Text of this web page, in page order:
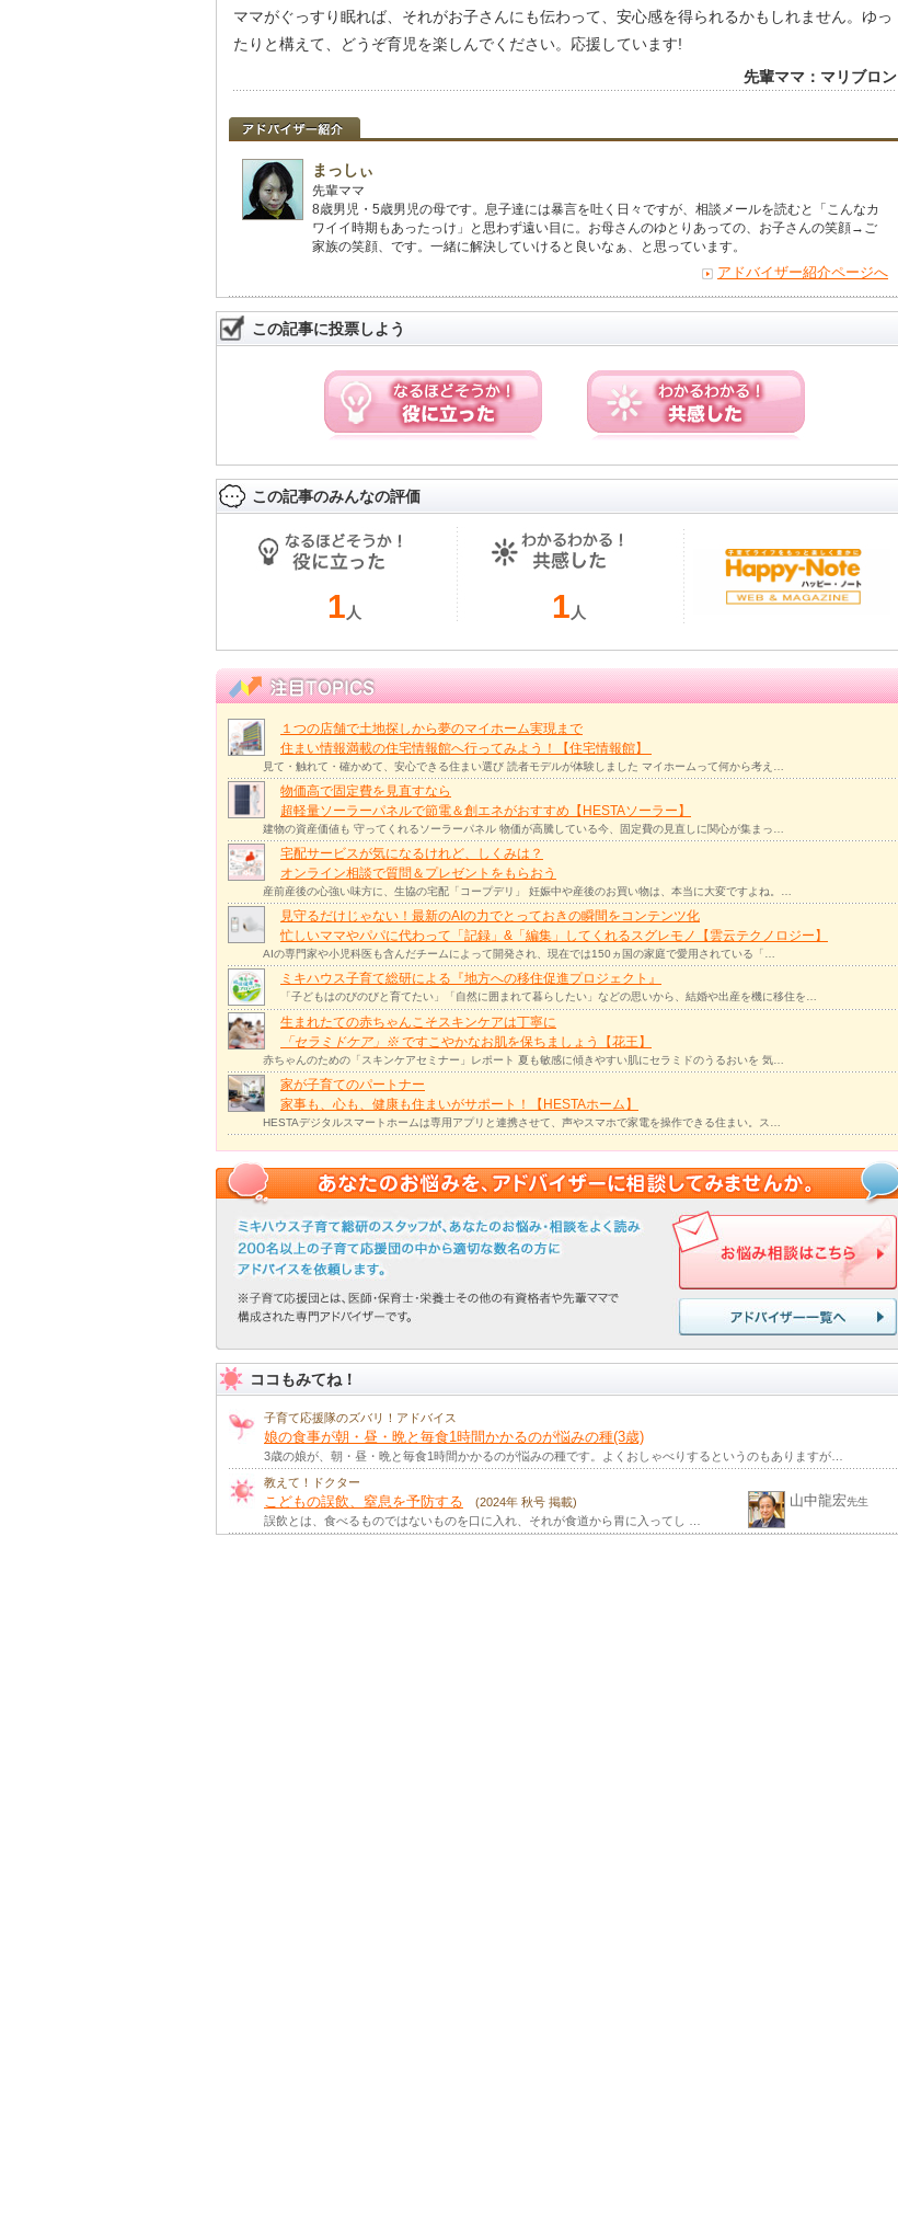
ママがぐっすり眠れば、それがお子さんにも伝わって、安心感を得られるかもしれません。ゆっ
たりと構えて、どうぞ育児を楽しんでください。応援しています!
先輩ママ：マリブロン
まっしぃ
先輩ママ
8歳男児・5歳男児の母です。息子達には暴言を吐く日々ですが、相談メールを読むと「こんなカ
ワイイ時期もあったっけ」と思わず遠い目に。お母さんのゆとりあっての、お子さんの笑顔→ご
家族の笑顔、です。一緒に解決していけると良いなぁ、と思っています。
アドバイザー紹介ページへ
この記事に投票しよう
この記事のみんなの評価
1 人 1 人
１つの店舗で土地探しから夢のマイホーム実現まで
住まい情報満載の住宅情報館へ行ってみよう！【住宅情報館】
見て・触れて・確かめて、安心できる住まい選び 読者モデルが体験しました マイホームって何から考え…
物価高で固定費を見直すなら
超軽量ソーラーパネルで節電＆創エネがおすすめ【HESTAソーラー】
建物の資産価値も 守ってくれるソーラーパネル 物価が高騰している今、固定費の見直しに関心が集まっ…
宅配サービスが気になるけれど、しくみは？
オンライン相談で質問＆プレゼントをもらおう
産前産後の心強い味方に、生協の宅配「コープデリ」 妊娠中や産後のお買い物は、本当に大変ですよね。…
見守るだけじゃない！最新のAIの力でとっておきの瞬間をコンテンツ化
忙しいママやパパに代わって「記録」&「編集」してくれるスグレモノ【雲云テクノロジー】
AIの専門家や小児科医も含んだチームによって開発され、現在では150ヵ国の家庭で愛用されている「…
ミキハウス子育て総研による『地方への移住促進プロジェクト』
「子どもはのびのびと育てたい」「自然に囲まれて暮らしたい」などの思いから、結婚や出産を機に移住を…
生まれたての赤ちゃんこそスキンケアは丁寧に
「セラミドケア」 ※ですこやかなお肌を保ちましょう【花王】
赤ちゃんのための「スキンケアセミナー」レポート 夏も敏感に傾きやすい肌にセラミドのうるおいを 気…
家が子育てのパートナー
家事も、心も、健康も住まいがサポート！【HESTAホーム】
HESTAデジタルスマートホームは専用アプリと連携させて、声やスマホで家電を操作できる住まい。ス…
ココもみてね！
子育て応援隊のズバリ！アドバイス
娘の食事が朝・昼・晩と毎食1時間かかるのが悩みの種(3歳)
3歳の娘が、朝・昼・晩と毎食1時間かかるのが悩みの種です。よくおしゃべりするというのもありますが…
教えて！ドクター
こどもの誤飲、窒息を予防する
(2024年 秋号 掲載)
誤飲とは、食べるものではないものを口に入れ、それが食道から胃に入ってし …
山中龍宏先生